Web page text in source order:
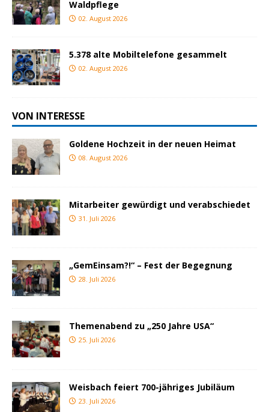
Waldpflege
02. August 2026
5.378 alte Mobiltelefone gesammelt
02. August 2026
VON INTERESSE
Goldene Hochzeit in der neuen Heimat
08. August 2026
Mitarbeiter gewürdigt und verabschiedet
31. Juli 2026
„GemEinsam?!“ – Fest der Begegnung
28. Juli 2026
Themenabend zu „250 Jahre USA“
25. Juli 2026
Weisbach feiert 700-jähriges Jubiläum
23. Juli 2026